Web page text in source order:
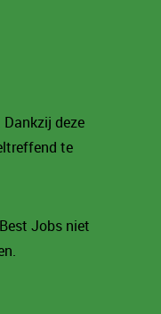
deze
te
Jobs niet